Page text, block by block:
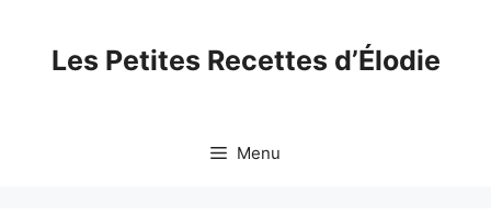
contentLes Petites Recettes d’Élodie
Menu